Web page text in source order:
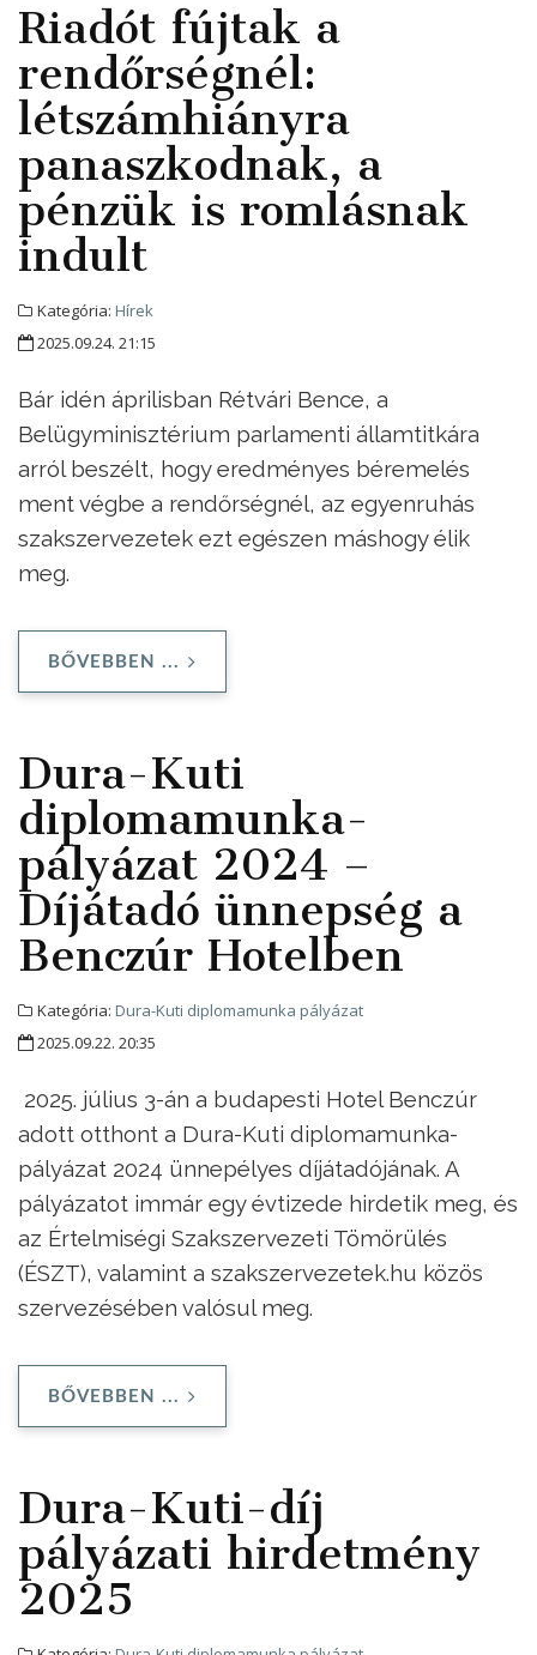
Riadót fújtak a
rendőrségnél:
létszámhiányra
panaszkodnak, a
pénzük is romlásnak
indult
Kategória: Hírek
2025.09.24. 21:15
Bár idén áprilisban Rétvári Bence, a
Belügyminisztérium parlamenti államtitkára
arról beszélt, hogy eredményes béremelés
ment végbe a rendőrségnél, az egyenruhás
szakszervezetek ezt egészen máshogy élik
meg.
BŐVEBBEN ...
Dura-Kuti
diplomamunka-
pályázat 2024 –
Díjátadó ünnepség a
Benczúr Hotelben
Kategória: Dura-Kuti diplomamunka pályázat
2025.09.22. 20:35
2025. július 3-án a budapesti Hotel Benczúr
adott otthont a Dura-Kuti diplomamunka-
pályázat 2024 ünnepélyes díjátadójának. A
pályázatot immár egy évtizede hirdetik meg, és
az Értelmiségi Szakszervezeti Tömörülés
(ÉSZT), valamint a szakszervezetek.hu közös
szervezésében valósul meg.
BŐVEBBEN ...
Dura-Kuti-díj
pályázati hirdetmény
2025